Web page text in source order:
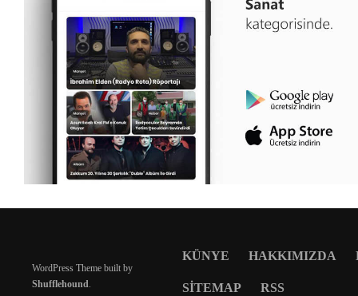
WordPress Theme built by
Shufflehound.
KÜNYE HAKKIMIZDA
SITEMAP RSS